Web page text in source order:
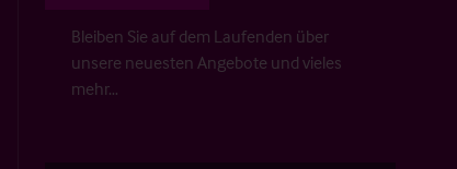
Bleiben Sie auf dem Laufenden über
unsere neuesten Angebote und vieles
mehr…